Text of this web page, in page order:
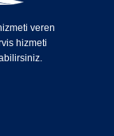
veren
hizmeti